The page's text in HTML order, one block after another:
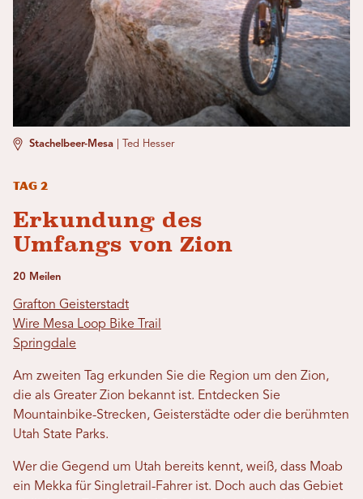
Stachelbeer-Mesa Ted Hesser
Tag 2
Erkundung des
Umfangs von Zion
20 Meilen
Grafton Geisterstadt
Wire Mesa Loop Bike Trail
Springdale
Am zweiten Tag erkunden Sie die Region um den Zion,
die als Greater Zion bekannt ist. Entdecken Sie
Mountainbike-Strecken, Geisterstädte oder die berühmten
Utah State Parks.
Wer die Gegend um Utah bereits kennt, weiß, dass Moab
ein Mekka für Singletrail-Fahrer ist. Doch auch das Gebiet